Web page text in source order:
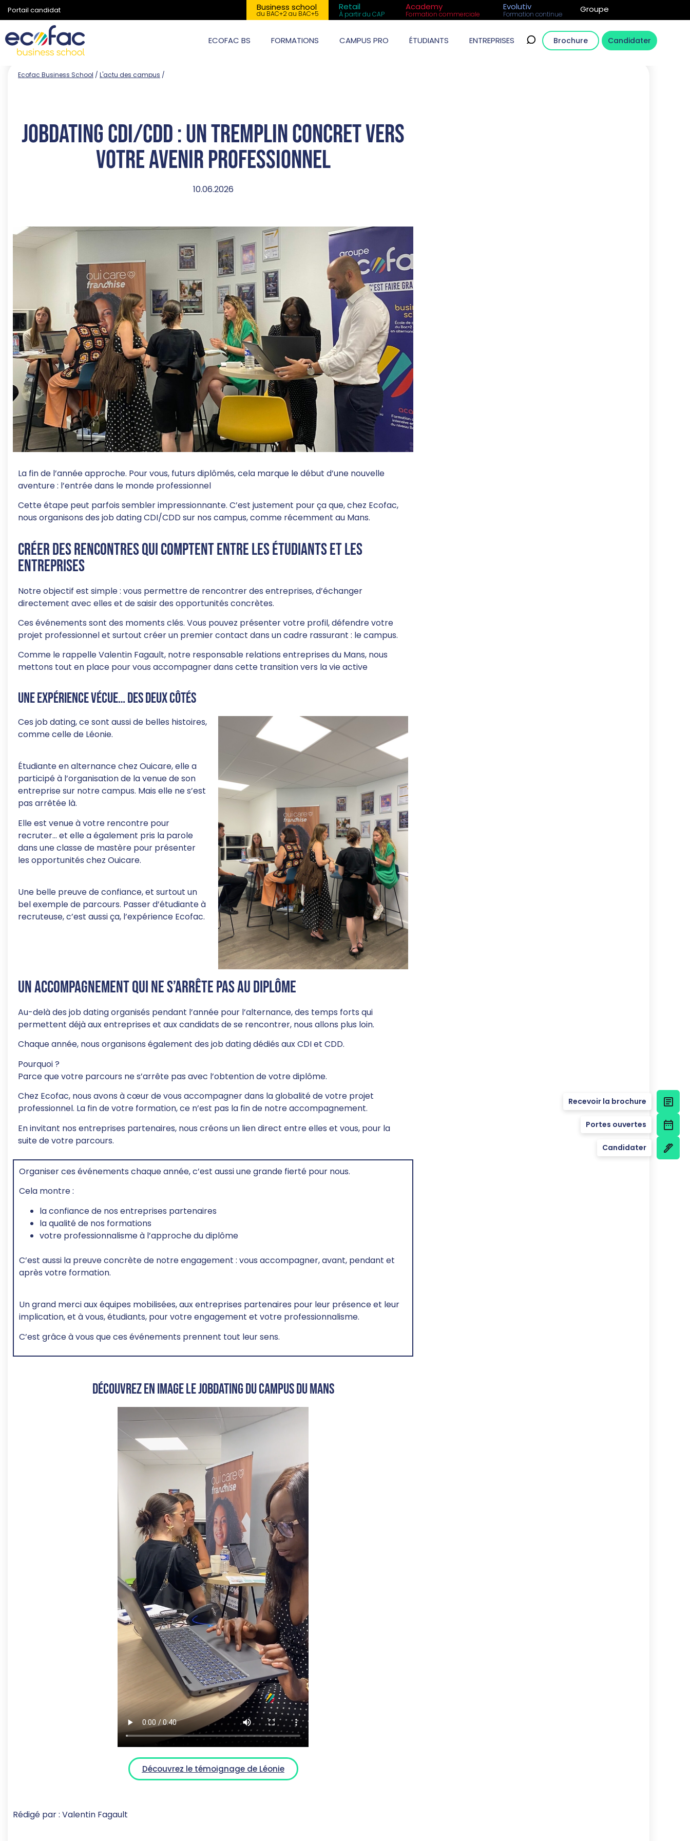
Portail candidat Business school
du BAC+2 au BAC+5
Retail
À partir du CAP
Academy
Formation commerciale
Evolutiv
Formation continue Groupe
ECOFAC BS FORMATIONS CAMPUS PRO ÉTUDIANTS ENTREPRISES Brochure Candidater
Ecofac Business School / L'actu des campus /
Jobdating CDI/CDD : un tremplin concret vers
votre avenir professionnel
10.06.2026
La fin de l’année approche. Pour vous, futurs diplômés, cela marque le début d’une nouvelle
aventure : l’entrée dans le monde professionnel
Cette étape peut parfois sembler impressionnante. C’est justement pour ça que, chez Ecofac,
nous organisons des job dating CDI/CDD sur nos campus, comme récemment au Mans.
Créer des rencontres qui comptent entre les étudiants et les
entreprises
Notre objectif est simple : vous permettre de rencontrer des entreprises, d’échanger
directement avec elles et de saisir des opportunités concrètes.
Ces événements sont des moments clés. Vous pouvez présenter votre profil, défendre votre
projet professionnel et surtout créer un premier contact dans un cadre rassurant : le campus.
Comme le rappelle Valentin Fagault, notre responsable relations entreprises du Mans, nous
mettons tout en place pour vous accompagner dans cette transition vers la vie active
Une expérience vécue… des deux côtés
Ces job dating, ce sont aussi de belles histoires,
comme celle de Léonie.
Étudiante en alternance chez Ouicare, elle a
participé à l’organisation de la venue de son
entreprise sur notre campus. Mais elle ne s’est
pas arrêtée là.
Elle est venue à votre rencontre pour
recruter… et elle a également pris la parole
dans une classe de mastère pour présenter
les opportunités chez Ouicare.
Une belle preuve de confiance, et surtout un
bel exemple de parcours. Passer d’étudiante à
recruteuse, c’est aussi ça, l’expérience Ecofac.
Un accompagnement qui ne s’arrête pas au diplôme
Au-delà des job dating organisés pendant l’année pour l’alternance, des temps forts qui
permettent déjà aux entreprises et aux candidats de se rencontrer, nous allons plus loin.
Chaque année, nous organisons également des job dating dédiés aux CDI et CDD.
Pourquoi ?
Parce que votre parcours ne s’arrête pas avec l’obtention de votre diplôme.
Chez Ecofac, nous avons à cœur de vous accompagner dans la globalité de votre projet
professionnel. La fin de votre formation, ce n’est pas la fin de notre accompagnement.
En invitant nos entreprises partenaires, nous créons un lien direct entre elles et vous, pour la
suite de votre parcours.
Organiser ces événements chaque année, c’est aussi une grande fierté pour nous.
Cela montre :
la confiance de nos entreprises partenaires
la qualité de nos formations
votre professionnalisme à l’approche du diplôme
C’est aussi la preuve concrète de notre engagement : vous accompagner, avant, pendant et
après votre formation.
Un grand merci aux équipes mobilisées, aux entreprises partenaires pour leur présence et leur
implication, et à vous, étudiants, pour votre engagement et votre professionnalisme.
C’est grâce à vous que ces événements prennent tout leur sens.
Découvrez en image le jobdating du campus du Mans
Découvrez le témoignage de Léonie
Rédigé par : Valentin Fagault
Recevoir la brochure
Portes ouvertes
Candidater